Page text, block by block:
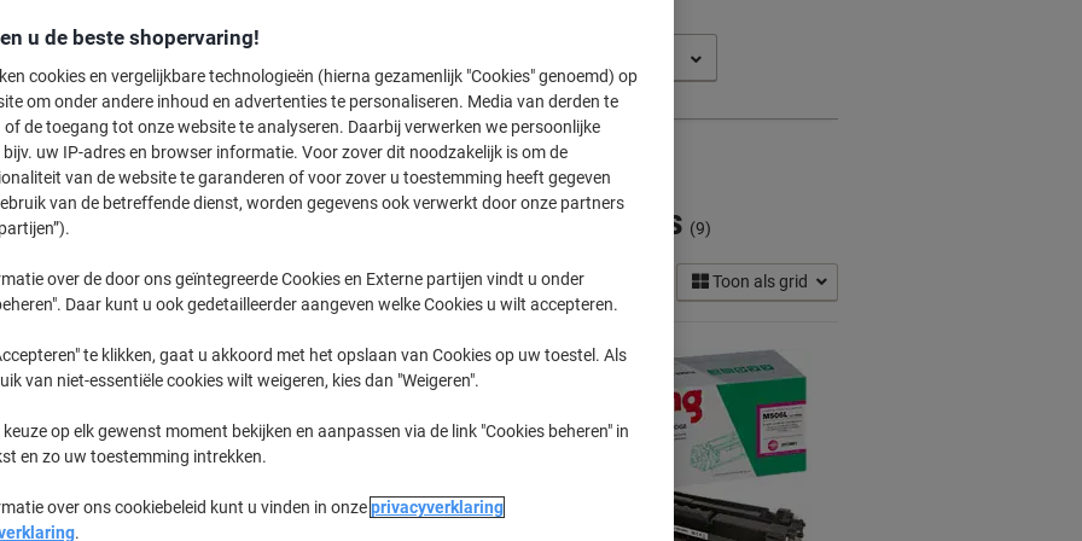
gekochte cartridges te tonen
CLX 6260 ND Printer Toner Cartridges (9)
op: Toon als grid
Eigen
merk
Eigen
u de beste shopervaring!
cookies en vergelijkbare technologieën (hierna gezamenlijk "Cookies" genoemd) op
om onder andere inhoud en advertenties te personaliseren. Media van derden te
de toegang tot onze website te analyseren. Daarbij verwerken we persoonlijke
bijv. uw IP-adres en browser informatie. Voor zover dit noodzakelijk is om de
van de website te garanderen of voor zover u toestemming heeft gegeven
van de betreffende dienst, worden gegevens ook verwerkt door onze partners
over de door ons geïntegreerde Cookies en Externe partijen vindt u onder
Daar kunt u ook gedetailleerder aangeven welke Cookies u wilt accepteren.
te klikken, gaat u akkoord met het opslaan van Cookies op uw toestel. Als
van niet-essentiële cookies wilt weigeren, kies dan "Weigeren".
op elk gewenst moment bekijken en aanpassen via de link "Cookies beheren" in
en zo uw toestemming intrekken.
over ons cookiebeleid kunt u vinden in onzeprivacyverklaring
.